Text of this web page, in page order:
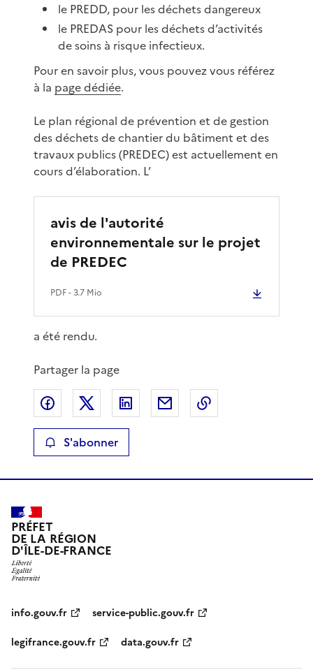
le PREDD, pour les déchets dangereux
le PREDAS pour les déchets d’activités
de soins à risque infectieux.
Pour en savoir plus, vous pouvez vous référez
à la page dédiée.
Le plan régional de prévention et de gestion
des déchets de chantier du bâtiment et des
travaux publics (PREDEC) est actuellement en
cours d’élaboration. L’
avis de l'autorité
environnementale sur le projet
de PREDEC
PDF- 3.7 Mio
a été rendu.
Partager la page
Partager sur Facebook
Partager sur XPartager sur LinkedIn
Partager par email
S'abonner
PRÉFET
DE LA RÉGION
D'ÎLE-DE-FRANCE
info.gouv.fr
service-public.gouv.fr
legifrance.gouv.fr
data.gouv.fr